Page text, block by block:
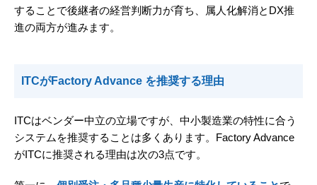
することで後継者の経営判断力が育ち、属人化解消とDX推
進の両方が進みます。
ITCがFactory Advance を推奨する理由
ITCはベンダー中立の立場ですが、中小製造業の特性に合う
システムを推奨することは多くあります。Factory Advance
がITCに推奨される理由は次の3点です。